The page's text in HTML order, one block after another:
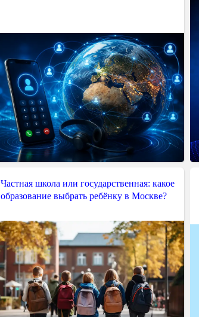
Частная школа или государственная: какое
образование выбрать ребёнку в Москве?